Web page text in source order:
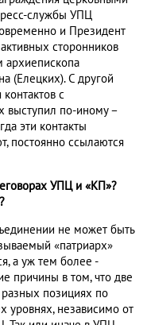
службы УПЦ
и Президент
сторонников
архиепископа
(Елецких). С другой
с
выступил по-иному –
эти контакты
постоянно ссылаются
УПЦ и «КП»?
не может быть
«патриарх»
а уж тем более -
причины в том, что две
позициях по
уровнях, независимо от